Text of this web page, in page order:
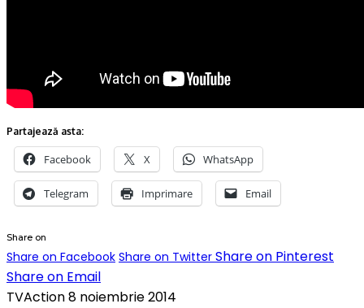
Partajează asta:
Facebook X WhatsApp
Telegram Imprimare Email
Share on
Share on Facebook Share on Twitter Share on Pinterest
Share on Email
TVAction8 noiembrie 2014